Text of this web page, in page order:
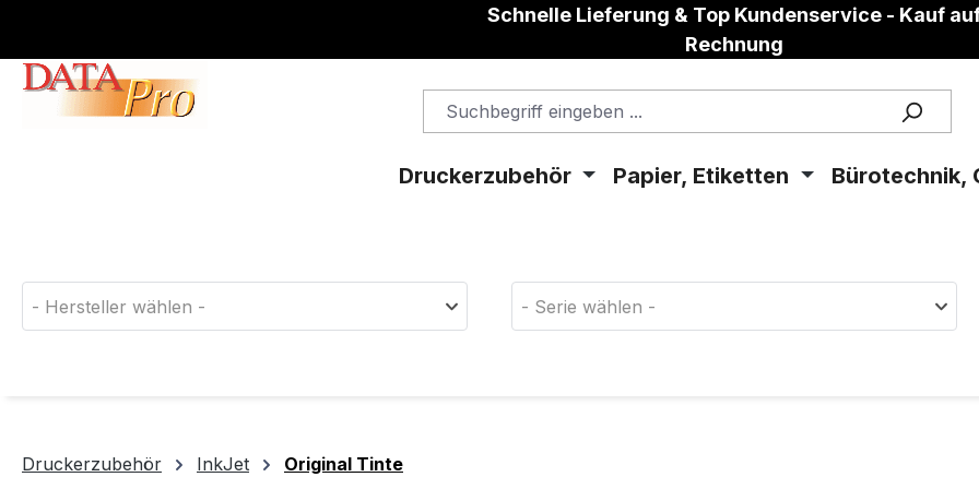
Schnelle Lieferung & Top Kundenservice - Kauf
Rechnung
Druckerzubehör Papier, Etiketten Bürotechnik,
- Hersteller wählen - - Serie wählen -
Druckerzubehör InkJet Original Tinte